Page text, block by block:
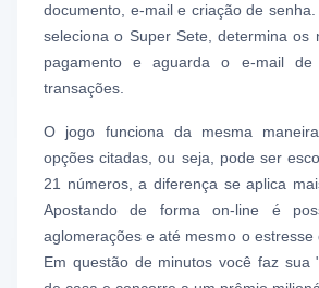
documento, e-mail e criação de
seleciona o Super Sete, determina os
pagamento e aguarda o e-mail de
transações.
O jogo funciona da mesma
opções citadas, ou seja, pode ser
21 números, a diferença se aplica
Apostando de forma on-line é
aglomerações e até mesmo o estresse
Em questão de minutos você faz sua